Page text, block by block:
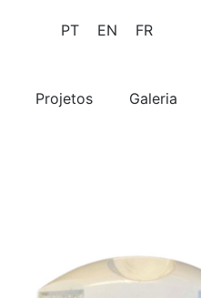
PT EN FR
Projetos Galeria